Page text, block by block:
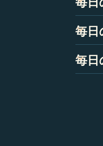
ます。
占星
する
します
毎日
す。
毎日
めに